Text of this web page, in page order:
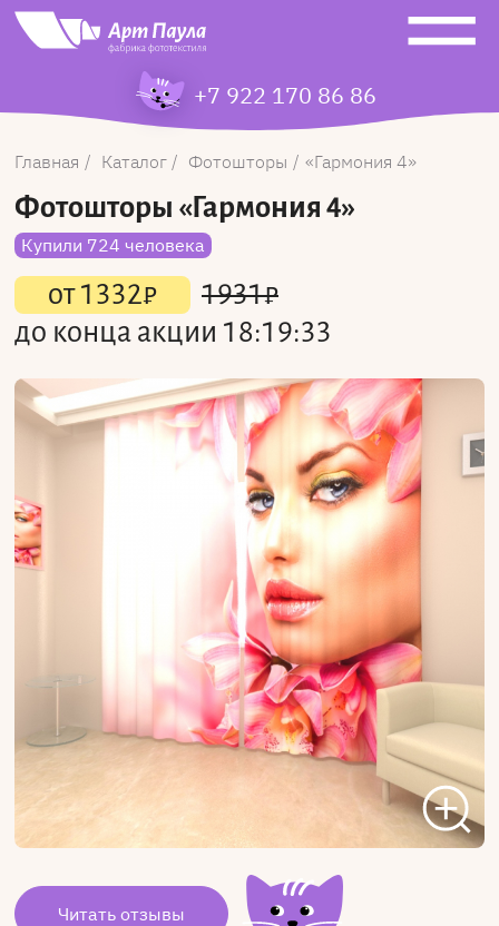
+7 922 170 86 86
Главная Каталог Фотошторы Гармония 4
Фотошторы «Гармония 4»
Купили 724 человека
от1332₽ 1931₽
до конца акции 18:19:33
Читать отзывы